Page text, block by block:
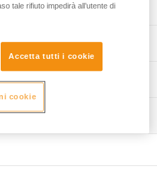
compatibile con:
e il 2025,
commercializzata tra il
internazionale (C083BAxx)
tale rifiuto impedirà all’utente di
Accetta tutti i cookie
cookie